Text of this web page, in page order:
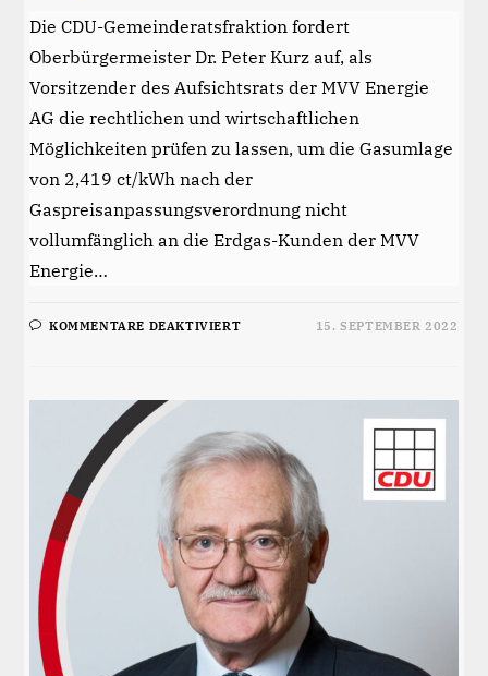
Die CDU-Gemeinderatsfraktion fordert
Oberbürgermeister Dr. Peter Kurz auf, als
Vorsitzender des Aufsichtsrats der MVV Energie
AG die rechtlichen und wirtschaftlichen
Möglichkeiten prüfen zu lassen, um die Gasumlage
von 2,419 ct/kWh nach der
Gaspreisanpassungsverordnung nicht
vollumfänglich an die Erdgas-Kunden der MVV
Energie…
KOMMENTARE DEAKTIVIERTFÜR
GASUMLAGE
ERDGASKUNDEN
ZU
BESCHRÄNKEN
15. SEPTEMBER 2022